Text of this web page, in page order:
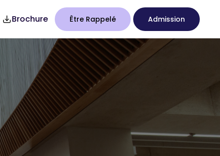
Brochure Être Rappelé Admission